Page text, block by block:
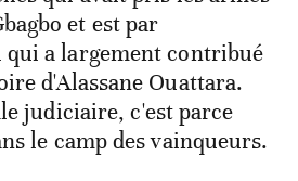
et est par
qui a largement contribué
d'Alassane Ouattara.
judiciaire, c'est parce
le camp des vainqueurs.